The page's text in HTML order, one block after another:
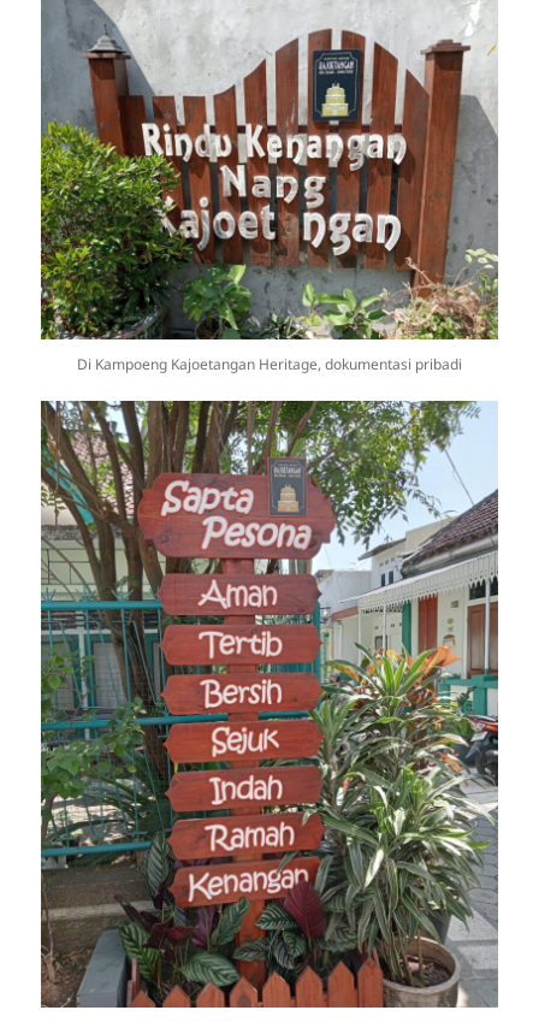
Di Kampoeng Kajoetangan Heritage, dokumentasi pribadi